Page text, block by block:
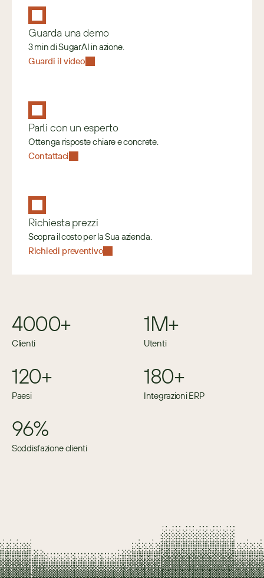
Guarda una demo
3 min di SugarAI in azione.
Guardi il video
Parli con un esperto
Ottenga risposte chiare e concrete.
Contattaci
Richiesta prezzi
Scopra il costo per la Sua azienda.
Richiedi preventivo
4000+
Clienti
1M+
Utenti
120+
Paesi
180+
Integrazioni ERP
96%
Soddisfazione clienti